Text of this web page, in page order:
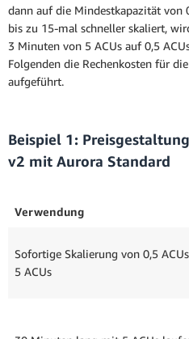
dann auf die Mindestkapazität von
bis zu 15-mal schneller skaliert,
3 Minuten von 5 ACUs auf 0,5
Folgenden die Rechenkosten für
aufgeführt.
Beispiel 1:
v2 mit Aurora Standard
Verwendung
Sofortige Skalierung von 0,5
5 ACUs